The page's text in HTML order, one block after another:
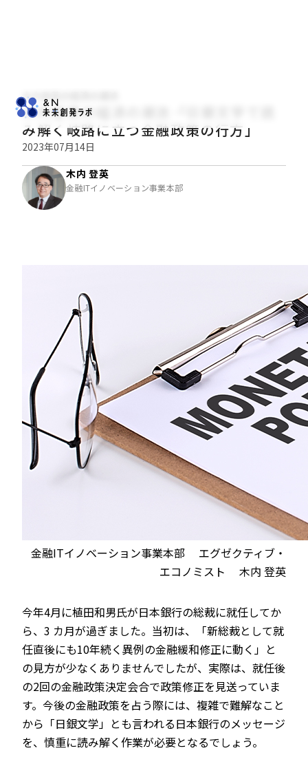
木内登英の経済の潮流
木内登英の経済の潮流――「日銀文学で読
み解く岐路に立つ金融政策の行方」
2023年07月14日
木内 登英
金融ITイノベーション事業本部
金融ITイノベーション事業本部 エグゼクティブ・
エコノミスト 木内 登英
今年4月に植田和男氏が日本銀行の総裁に就任してか
ら、3 カ月が過ぎました。当初は、「新総裁として就
任直後にも10年続く異例の金融緩和修正に動く」と
の見方が少なくありませんでしたが、実際は、就任後
の2回の金融政策決定会合で政策修正を見送っていま
す。今後の金融政策を占う際には、複雑で難解なこと
から「日銀文学」とも言われる日本銀行のメッセージ
を、慎重に読み解く作業が必要となるでしょう。